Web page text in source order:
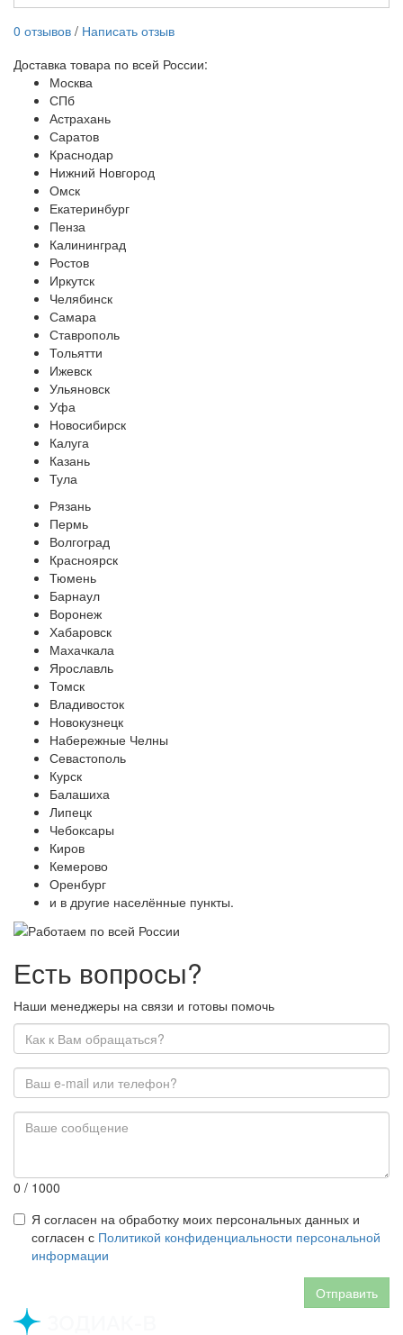
0 отзывов / Написать отзыв
Доставка товара по всей России:
Москва
СПб
Астрахань
Саратов
Краснодар
Нижний Новгород
Омск
Екатеринбург
Пенза
Калининград
Ростов
Иркутск
Челябинск
Самара
Ставрополь
Тольятти
Ижевск
Ульяновск
Уфа
Новосибирск
Калуга
Казань
Тула
Рязань
Пермь
Волгоград
Красноярск
Тюмень
Барнаул
Воронеж
Хабаровск
Махачкала
Ярославль
Томск
Владивосток
Новокузнецк
Набережные Челны
Севастополь
Курск
Балашиха
Липецк
Чебоксары
Киров
Кемерово
Оренбург
и в другие населённые пункты.
Есть вопросы?
Наши менеджеры на связи и готовы помочь
0 / 1000
Я согласен на обработку моих персональных данных и
согласен с Политикой конфиденциальности персональной
информации
Отправить